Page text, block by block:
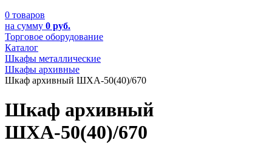
0 товаров
на сумму 0 руб.
Торговое оборудование
Каталог
Шкафы металлические
Шкафы архивные
Шкаф архивный ШХА-50(40)/670
Шкаф архивный
ШХА-50(40)/670